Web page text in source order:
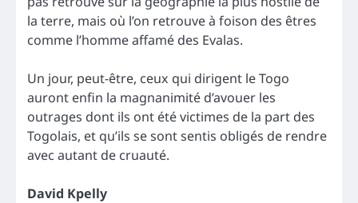
la terre, mais où l’on retrouve à foison des êtres
comme l’homme affamé des Evalas.
Un jour, peut-être, ceux qui dirigent le Togo
auront enfin la magnanimité d’avouer les
outrages dont ils ont été victimes de la part des
Togolais, et qu’ils se sont sentis obligés de rendre
avec autant de cruauté.
David Kpelly